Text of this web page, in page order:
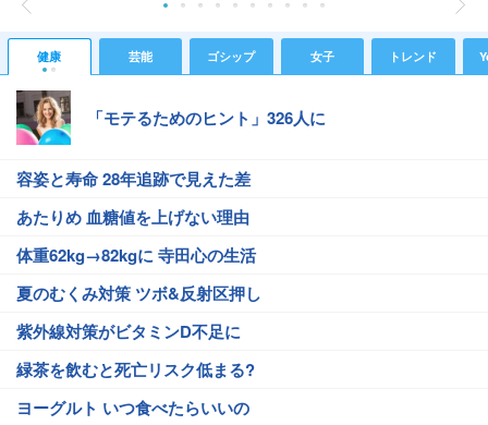
健康 芸能 ゴシップ 女子 トレンド
「モテるためのヒント」326人に
容姿と寿命 28年追跡で見えた差
あたりめ 血糖値を上げない理由
体重62kg→82kgに 寺田心の生活
夏のむくみ対策 ツボ&反射区押し
紫外線対策がビタミンD不足に
緑茶を飲むと死亡リスク低まる?
ヨーグルト いつ食べたらいいの